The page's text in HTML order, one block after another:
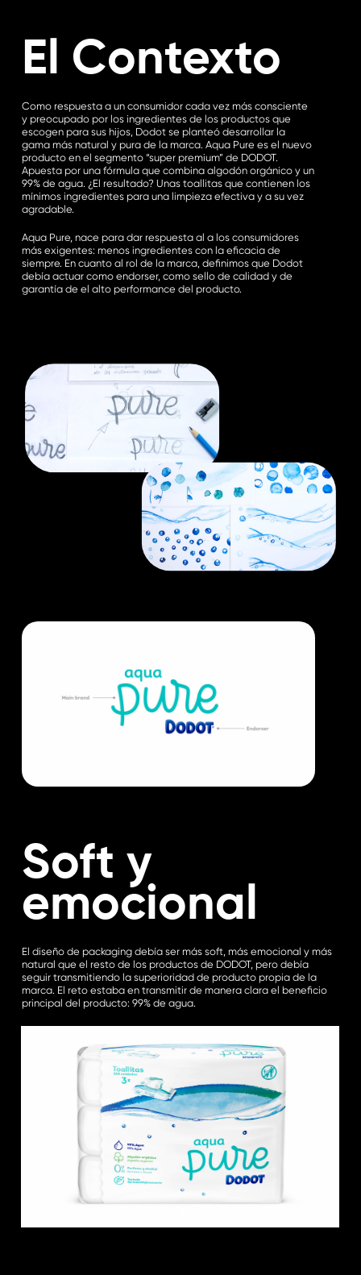
El Contexto
Como respuesta a un consumidor cada vez más consciente
y preocupado por los ingredientes de los productos que
escogen para sus hijos, Dodot se planteó desarrollar la
gama más natural y pura de la marca. Aqua Pure es el nuevo
producto en el segmento “super premium” de DODOT.
Apuesta por una fórmula que combina algodón orgánico y un
99% de agua. ¿El resultado? Unas toallitas que contienen los
mínimos ingredientes para una limpieza efectiva y a su vez
agradable.
Aqua Pure, nace para dar respuesta al a los consumidores
más exigentes: menos ingredientes con la eficacia de
siempre. En cuanto al rol de la marca, definimos que Dodot
debía actuar como endorser, como sello de calidad y de
garantía de el alto performance del producto.
Soft y
emocional
El diseño de packaging debía ser más soft, más emocional y más
natural que el resto de los productos de DODOT, pero debía
seguir transmitiendo la superioridad de producto propia de la
marca. El reto estaba en transmitir de manera clara el beneficio
principal del producto: 99% de agua.